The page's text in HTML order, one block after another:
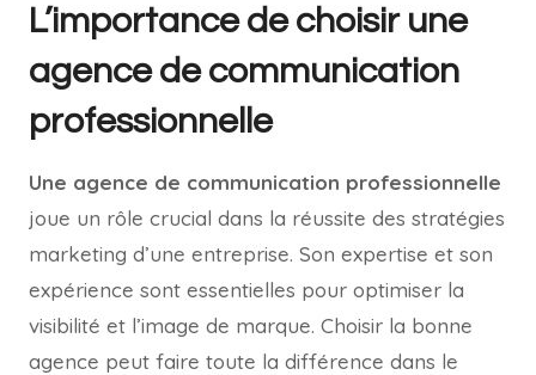
L’importance de choisir une
agence de communication
professionnelle
Une agence de communication professionnelle
joue un rôle crucial dans la réussite des stratégies
marketing d’une entreprise. Son expertise et son
expérience sont essentielles pour optimiser la
visibilité et l’image de marque. Choisir la bonne
agence peut faire toute la différence dans le